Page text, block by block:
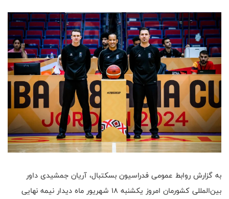
به گزارش روابط عمومی فدراسیون بسکتبال، آریان جمشیدی داور
بین‌المللی کشورمان امروز یکشنبه 18 شهریور ماه دیدار نیمه نهایی